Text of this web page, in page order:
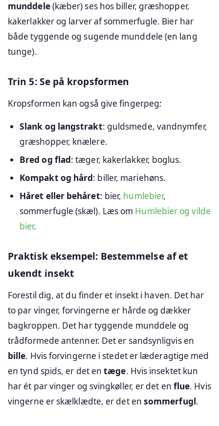
munddele(kæber) ses hos biller, græshopper,
kakerlakker og larver af sommerfugle. Bier har
både tyggende og sugende munddele (en lang
tunge).
Trin 5: Se på kropsformen
Kropsformen kan også give fingerpeg:
Slank og langstrakt: guldsmede, vandnymfer,
græshopper, knælere.
Bred og flad: tæger, kakerlakker, boglus.
Kompakt og hård: biller, mariehøns.
Håret eller behåret: bier, humlebier,
sommerfugle (skæl). Læs om Humlebier og vilde
bier.
Praktisk eksempel: Bestemmelse af et
ukendt insekt
Forestil dig, at du finder et insekt i haven. Det har
to par vinger, forvingerne er hårde og dækker
bagkroppen. Det har tyggende munddele og
trådformede antenner. Det er sandsynligvis en
bille. Hvis forvingerne i stedet er læderagtige med
en tynd spids, er det entæge. Hvis insektet kun
har ét par vinger og svingkøller, er det en flue. Hvis
vingerne er skælklædte, er det en sommerfugl.